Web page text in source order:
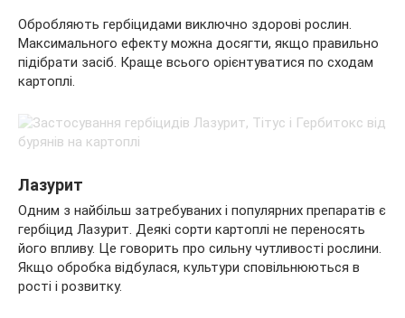
Обробляють гербіцидами виключно здорові рослин.
Максимального ефекту можна досягти, якщо правильно
підібрати засіб. Краще всього орієнтуватися по сходам
картоплі.
Лазурит
Одним з найбільш затребуваних і популярних препаратів є
гербіцид Лазурит. Деякі сорти картоплі не переносять
його впливу. Це говорить про сильну чутливості рослини.
Якщо обробка відбулася, культури сповільнюються в
рості і розвитку.